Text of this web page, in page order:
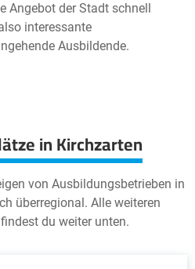
Angebot der Stadt schnell
interessante
Ausbildende.
in Kirchzarten
von Ausbildungsbetrieben in
überregional. Alle weiteren
du weiter unten.